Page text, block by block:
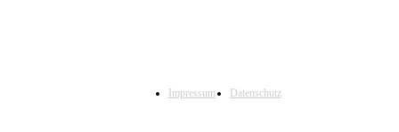
Impressum Datenschutz